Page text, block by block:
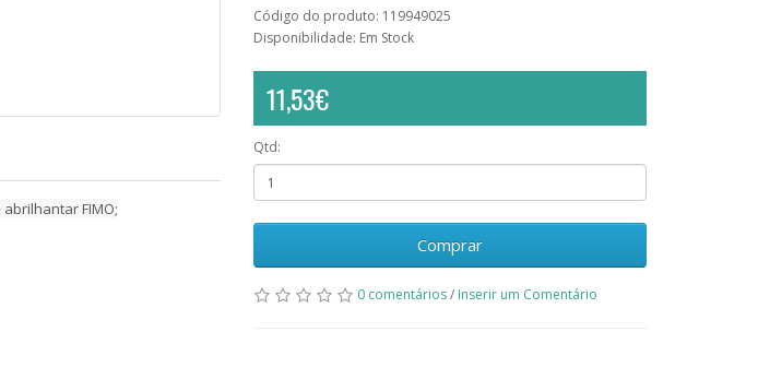
FIMO;
Código do produto: 119949025
Disponibilidade: Em Stock
11,53€
Qtd:
Comprar
0 comentários/ Inserir um Comentário